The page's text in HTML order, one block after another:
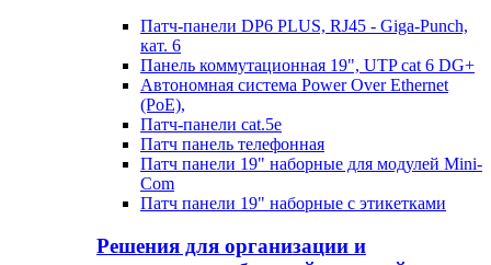
Патч-панели DP6 PLUS, RJ45 - Giga-Punch,
кат. 6
Панель коммутационная 19", UTP cat 6 DG+
Автономная система Power Over Ethernet
(PoE),
Патч-панели cat.5e
Патч панель телефонная
Патч панели 19" наборные для модулей Mini-
Com
Патч панели 19" наборные с этикетками
Решения для организации и